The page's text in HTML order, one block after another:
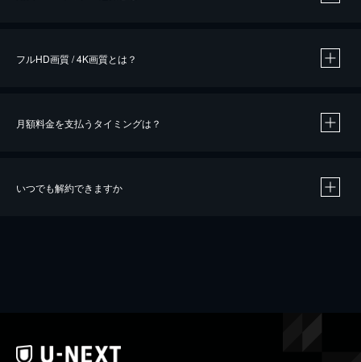
※40％ポイント還元の対象は、クレジットカード決済による作品の購入 / レンタルです。
フルHD画質 / 4K画質とは？
月額料金を支払うタイミングは？
いつでも解約できますか